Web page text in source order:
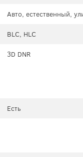
Авто, естественный,
BLC, HLC
3D DNR
Есть